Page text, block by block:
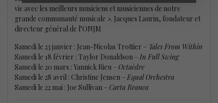
vie avec les meilleurs musiciens et musiciennes de notre
grande communauté musicale ». Jacques Laurin, fondateur et
directeur général de l’ONJM
Samedi le 23 janvier : Jean-Nicolas Trottier – Tales From Within
Samedi le 18 février : Taylor Donaldson – In Full Swing
Samedi le 20 mars : Yannick Rieu – Octaèdre
Samedi le 28 avril : Christine Jensen – Equal Orchestra
Samedi le 22 mai : Joe Sullivan – Carta Branca